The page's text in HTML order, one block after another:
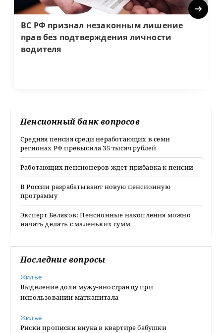
ВС РФ признал незаконным лишение
прав без подтверждения личности
водителя
Next
Пенсионный банк вопросов
Средняя пенсия среди неработающих в семи
регионах РФ превысила 35 тысяч рублей
Работающих пенсионеров ждет прибавка к пенсии
В России разрабатывают новую пенсионную
программу
Эксперт Беляков: Пенсионные накопления можно
начать делать с маленьких сумм
Последние вопросы
Жилье
Выделение доли мужу-иностранцу при
использовании маткапитала
Жилье
Риски прописки внука в квартире бабушки